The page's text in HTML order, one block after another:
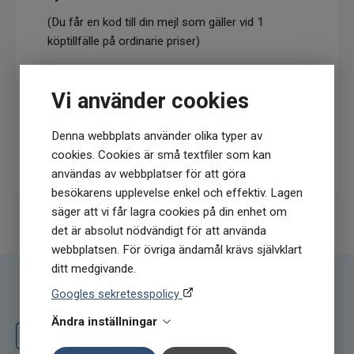
Vi använder cookies
Denna webbplats använder olika typer av
cookies. Cookies är små textfiler som kan
användas av webbplatser för att göra
besökarens upplevelse enkel och effektiv. Lagen
säger att vi får lagra cookies på din enhet om
det är absolut nödvändigt för att använda
webbplatsen. För övriga ändamål krävs självklart
ditt medgivande.
Googles sekretesspolicy
Ändra inställningar
(Du får en kod till din mejl som gäller vid 1
köptillfälle på ordinarie priser)
Prenumerera
Följ oss